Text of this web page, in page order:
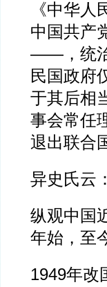
《中华人
中国共产
——，统治
民国政府
于其后相
事会常任
退出联合
异史氏云：
纵观中国
年始，至
1949年改